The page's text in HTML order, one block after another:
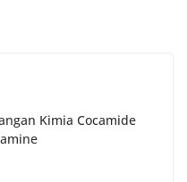
Kimia Cocamide